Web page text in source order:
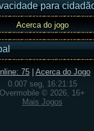
para
Acerca do jogo
75
Acerca do Jogo
0.007 seg, 16:21:15
Overmobile © 2026, 16+
Mais Jogos